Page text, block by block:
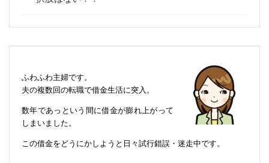
ふわふわ主婦です。
夫の複数回の転職で借金生活に突入。
数年であっという間に借金が膨れ上がって
しまいました。
この借金をどうにかしようと日々試行錯誤・迷走中です。